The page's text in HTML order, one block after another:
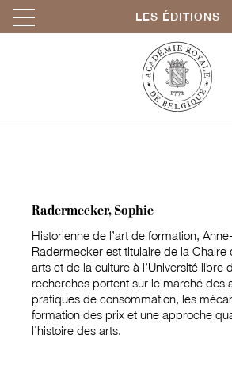
LES ÉDITIONS
Radermecker, Sophie
Historienne de l’art de formation,
Radermecker est titulaire de la Chaire
arts et de la culture à l’Université libre
recherches portent sur le marché des
pratiques de consommation, les
formation des prix et une approche
l’histoire des arts.